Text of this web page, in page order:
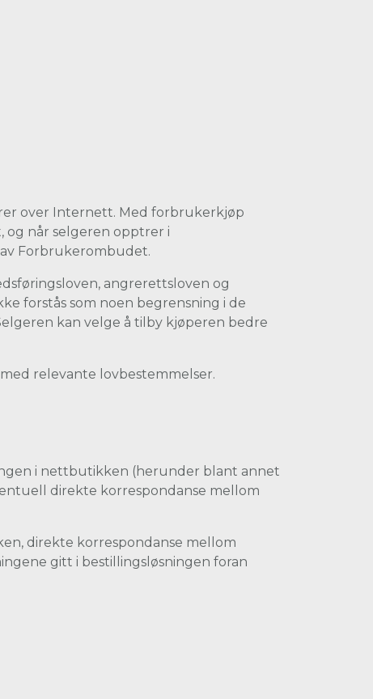
over Internett. Med forbrukerkjøp
og når selgeren opptrer i
Forbrukerombudet.
angrerettsloven og
forstås som noen begrensning i de
kan velge å tilby kjøperen bedre
relevante lovbestemmelser.
i nettbutikken (herunder blant annet
direkte korrespondanse mellom
direkte korrespondanse mellom
gitt i bestillingsløsningen foran